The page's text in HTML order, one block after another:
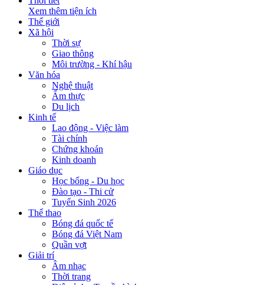
Xem thêm tiện ích
Thế giới
Xã hội
Thời sự
Giao thông
Môi trường - Khí hậu
Văn hóa
Nghệ thuật
Ẩm thực
Du lịch
Kinh tế
Lao động - Việc làm
Tài chính
Chứng khoán
Kinh doanh
Giáo dục
Học bổng - Du học
Đào tạo - Thi cử
Tuyển Sinh 2026
Thể thao
Bóng đá quốc tế
Bóng đá Việt Nam
Quần vợt
Giải trí
Âm nhạc
Thời trang